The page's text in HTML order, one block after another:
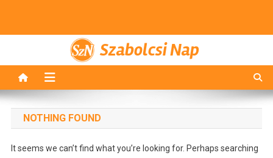
Szabolcsi Nap
NOTHING FOUND
It seems we can’t find what you’re looking for. Perhaps searching